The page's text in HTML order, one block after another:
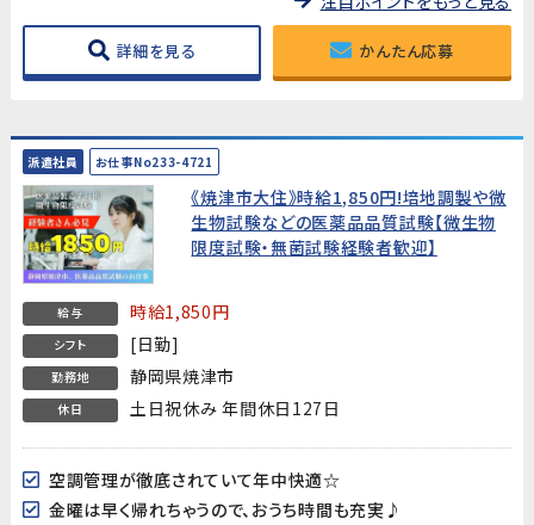
詳細を見る かんたん応募
派遣社員 お仕事No233-4721
《焼津市大住》時給1,850円!培地調製や微
生物試験などの医薬品品質試験【微生物
限度試験・無菌試験経験者歓迎】
給与 時給1,850円
シフト [日勤]
勤務地 静岡県焼津市
休日 土日祝休み 年間休日127日
空調管理が徹底されていて年中快適☆
金曜は早く帰れちゃうので、おうち時間も充実♪